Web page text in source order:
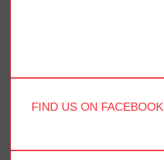
FIND US ON FACEBOOK